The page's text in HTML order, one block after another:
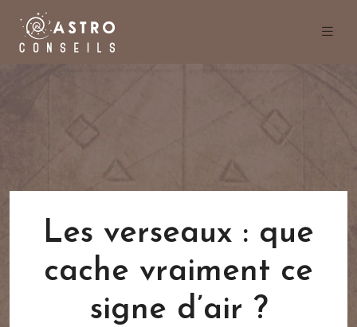
Les verseaux : que
cache vraiment ce
signe d’air ?